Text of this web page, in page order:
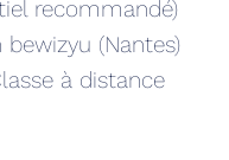
recommandé)
(Nantes)
à distance